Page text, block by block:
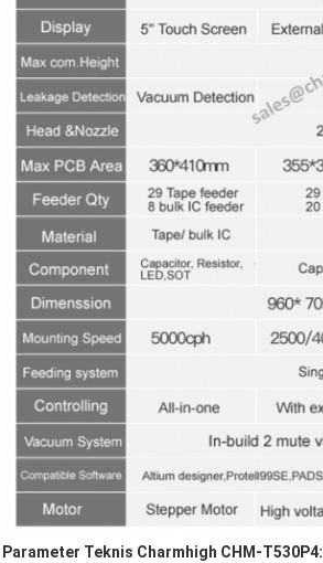
Parameter Teknis Charmhigh CHM-T530P4: